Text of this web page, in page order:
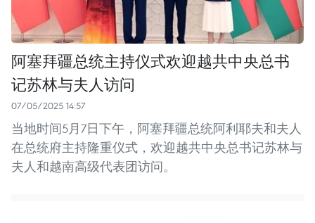
阿塞拜疆总统主持仪式欢迎越共中央总书
记苏林与夫人访问
07/05/2025 14:57
当地时间5月7日下午，阿塞拜疆总统阿利耶夫和夫人
在总统府主持隆重仪式，欢迎越共中央总书记苏林与
夫人和越南高级代表团访问。